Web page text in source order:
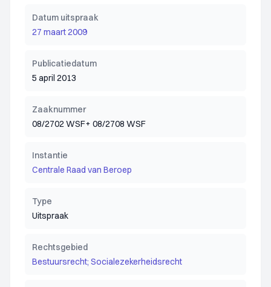
Datum uitspraak
27 maart 2009
Publicatiedatum
5 april 2013
Zaaknummer
08/2702 WSF+ 08/2708 WSF
Instantie
Centrale Raad van Beroep
Type
Uitspraak
Rechtsgebied
Bestuursrecht; Socialezekerheidsrecht